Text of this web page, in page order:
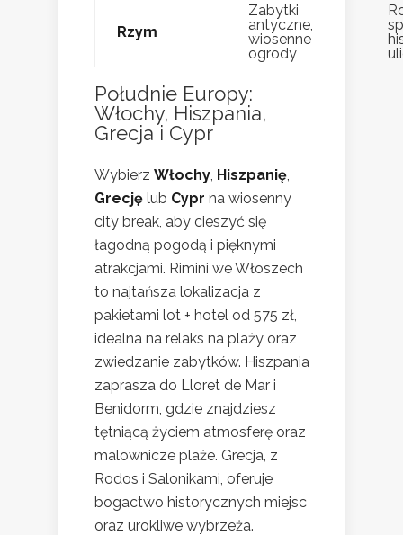
Rzym
Zabytki
antyczne,
wiosenne
ogrody
Południe Europy:
Włochy, Hiszpania,
Grecja i Cypr
Wybierz Włochy Hiszpanię
Grecję lub Cypr na wiosenny
city break, aby cieszyć się
łagodną pogodą i pięknymi
atrakcjami. Rimini we Włoszech
to najtańsza lokalizacja z
pakietami lot + hotel od 575 zł,
idealna na relaks na plaży oraz
zwiedzanie zabytków. Hiszpania
zaprasza do Lloret de Mar i
Benidorm, gdzie znajdziesz
tętniącą życiem atmosferę oraz
malownicze plaże. Grecja, z
Rodos i Salonikami, oferuje
bogactwo historycznych miejsc
oraz urokliwe wybrzeża.